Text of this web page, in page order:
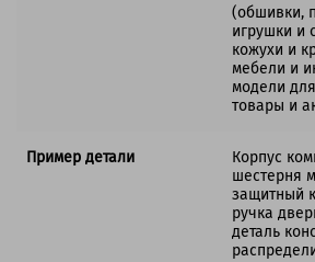
(обшивки,
игрушки и
кожухи и
мебели и
модели
товары и
Пример детали
Корпус
шестерня
защитный
ручка
деталь